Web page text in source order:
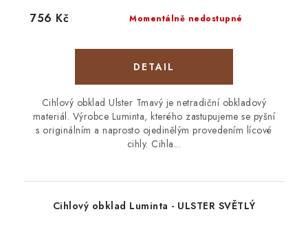
Momentálně nedostupné
756 Kč
Cihlový obklad Ulster Tmavý je netradiční obkladový
materiál. Výrobce Luminta, kterého zastupujeme se pyšní
s originálním a naprosto ojedinělým provedením lícové
cihly. Cihla...
Cihlový obklad Luminta - ULSTER SVĚTLÝ